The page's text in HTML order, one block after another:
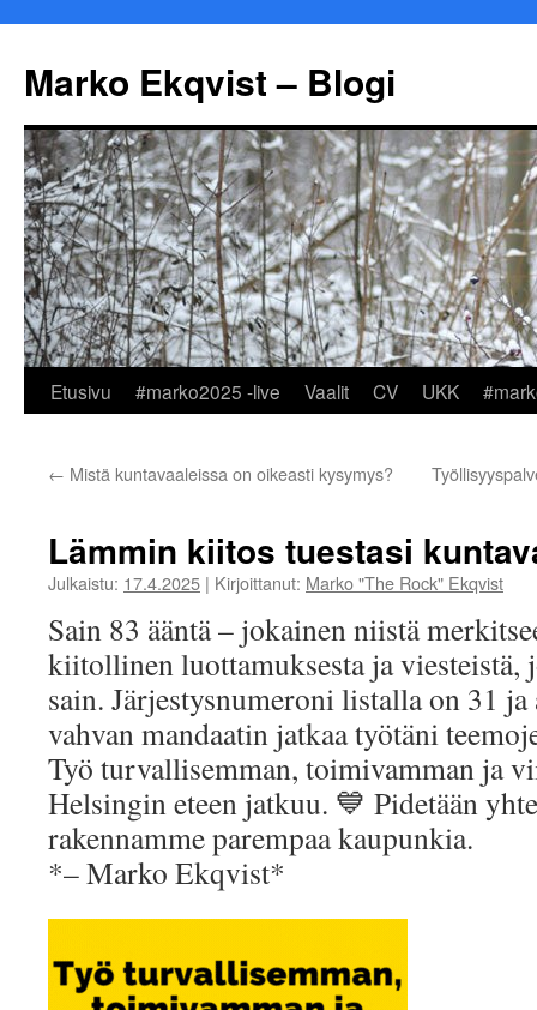
Marko Ekqvist – Blogi
Siirry
Etusivu #marko2025 -live Vaalit CV UKK
← Mistä kuntavaaleissa on oikeasti kysymys?
​Lämmin kiitos tuestasi
Julkaistu: 17.4.2025 | Kirjoittanut: Marko "The Rock" Ekqvist
Sain 83 ääntä – jokainen niistä
kiitollinen luottamuksesta ja viesteistä,
sain. Järjestysnumeroni listalla on 31
vahvan mandaatin jatkaa työtäni
Työ turvallisemman, toimivamman ja
Helsingin eteen jatkuu. 💙 Pidetään
rakennamme parempaa kaupunkia.
*– Marko Ekqvist*